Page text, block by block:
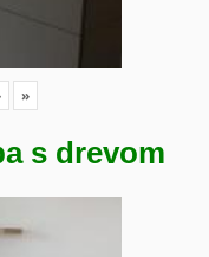
»
s drevom